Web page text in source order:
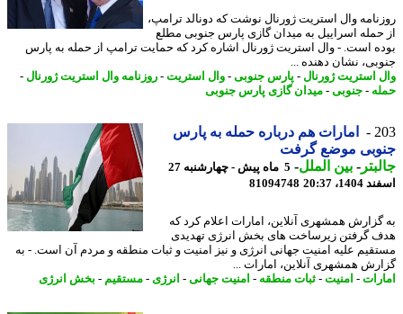
وال استریت ژورنال نوشت که دونالد ترامپ،
اسراییل به میدان گازی پارس جنوبی مطلع
است. - وال استریت ژورنال اشاره کرد که حمایت ترامپ از حمله به پارس
نشان دهنده ...
استریت ژورنال-پارس جنوبی-وال استریت-روزنامه وال استریت ژورنال-
-جنوبی-میدان گازی پارس جنوبی
امارات هم درباره حمله به پارس
موضع گرفت
-بین الملل-
5 ماه پیش - چهارشنبه 27
20:37
81094748
همشهری آنلاین، امارات اعلام کرد که
گرفتن زیرساخت های بخش انرژی تهدیدی
علیه امنیت جهانی انرژی و نیز امنیت و ثبات منطقه و مردم آن است. - به
همشهری آنلاین، امارات ...
- امنیت-ثبات منطقه-امنیت جهانی-انرژی-مستقیم-بخش انرژی